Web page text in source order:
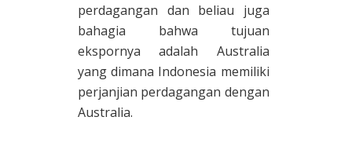
perdagangan dan beliau juga
bahagia bahwa tujuan
ekspornya adalah Australia
yang dimana Indonesia memiliki
perjanjian perdagangan dengan
Australia.